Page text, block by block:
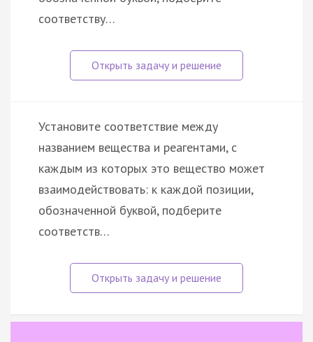
соответству…
Установите соответствие между
названием вещества и реагентами, с
каждым из которых это вещество может
взаимодействовать: к каждой позиции,
обозначенной буквой, подберите
соответств…